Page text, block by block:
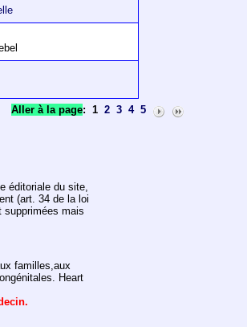
Aller à la page: 1 2 3 4 5
éditoriale du site,
(art. 34 de la loi
supprimées mais
familles,aux
Heart